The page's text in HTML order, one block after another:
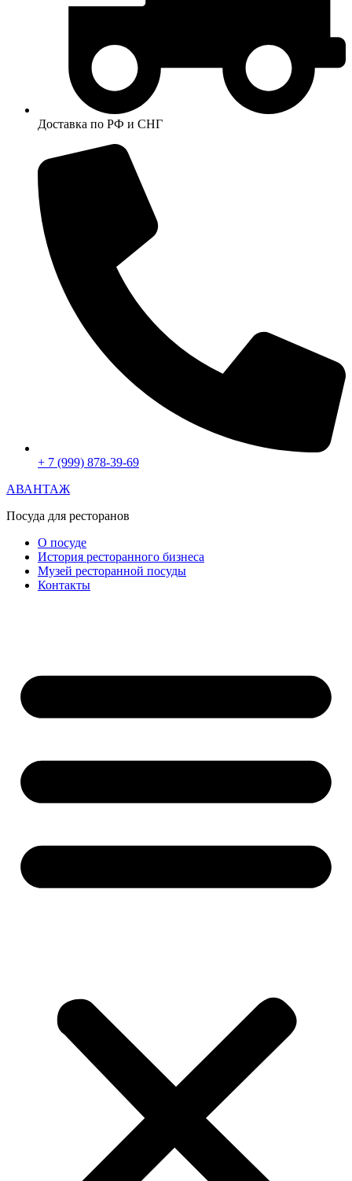
Доставка по РФ и СНГ
+ 7 (999) 878-39-69
АВАНТАЖ
Посуда для ресторанов
О посуде
История ресторанного бизнеса
Музей ресторанной посуды
Контакты